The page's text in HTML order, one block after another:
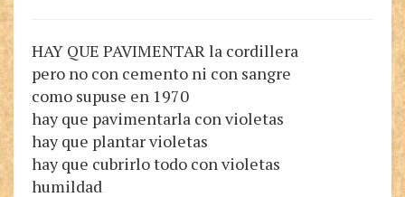
HAY QUE PAVIMENTAR la cordillera
pero no con cemento ni con sangre
como supuse en 1970
hay que pavimentarla con violetas
hay que plantar violetas
hay que cubrirlo todo con violetas
humildad